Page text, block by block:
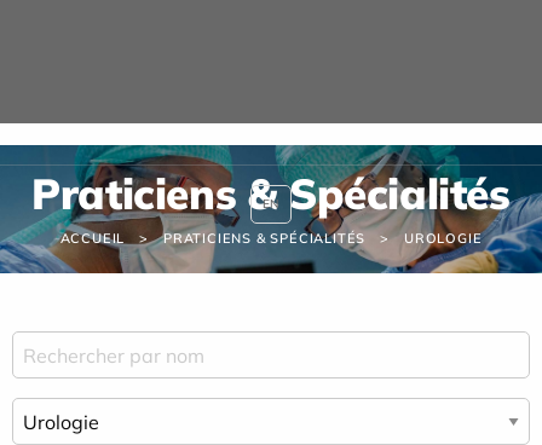
Praticiens & Spécialités
ACCUEIL PRATICIENS & SPÉCIALITÉS UROLOGIE
EN